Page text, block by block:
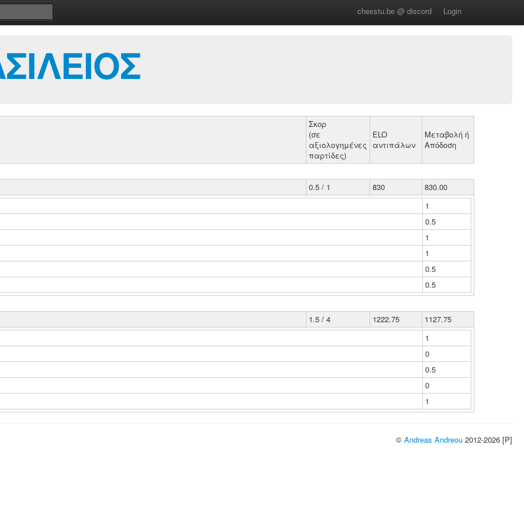
chesstu.be @ discord Login
Σκορ
(σε
αξιολογημένες
παρτίδες)
ELO
αντιπάλων
Μεταβολή ή
Απόδοση
0.5 / 1 830
830.00
1
0.5
1
1
0.5
0.5
1.5 / 4 1222.75
1127.75
1
0
0.5
0
1
© Andreas Andreou 2012-2026 [P]